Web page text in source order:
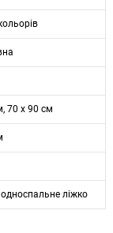
70 x 90 см
ліжко